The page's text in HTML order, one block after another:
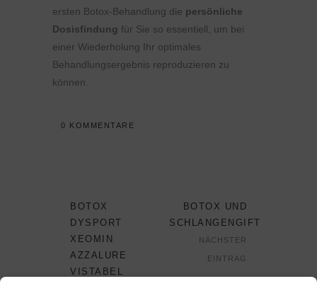
ersten Botox-Behandlung die persönliche
Dosisfindung für Sie so essentiell, um bei
einer Wiederholung Ihr optimales
Behandlungsergebnis reproduzieren zu
können.
0 KOMMENTARE
BOTOX
DYSPORT
XEOMIN
AZZALURE
VISTABEL
BOTOX UND
SCHLANGENGIFT
NÄCHSTER
EINTRAG